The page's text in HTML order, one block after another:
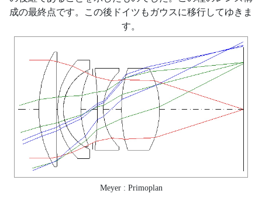
成の最終点です。この後ドイツもガウスに移行してゆきま
す。
Meyer : Primoplan